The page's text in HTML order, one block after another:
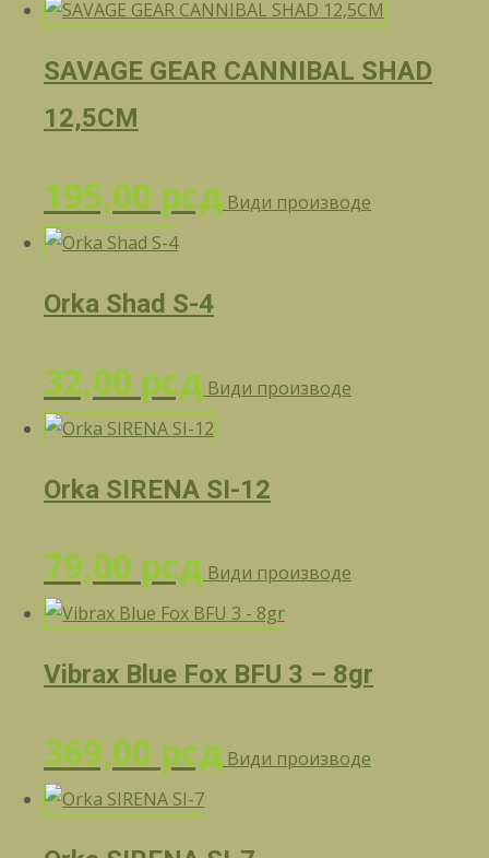
SAVAGE GEAR CANNIBAL SHAD
12,5CM
195,00 рсд Види производе
Orka Shad S-4
32,00 рсд Види производе
Orka SIRENA SI-12
79,00 рсд Види производе
Vibrax Blue Fox BFU 3 – 8gr
369,00 рсд Види производе